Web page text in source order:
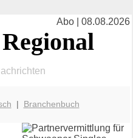
Abo | 08.08.2026
| Branchenbuch